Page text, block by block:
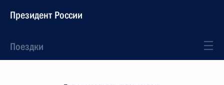
Президент России
Поездки